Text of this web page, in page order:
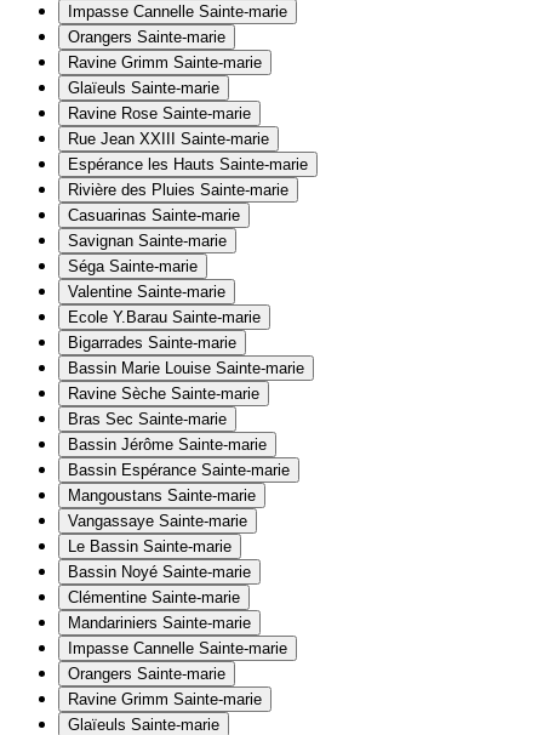
Impasse Cannelle Sainte-marie
Orangers Sainte-marie
Ravine Grimm Sainte-marie
Glaïeuls Sainte-marie
Ravine Rose Sainte-marie
Rue Jean XXIII
Sainte-marie
Espérance les Hauts Sainte-marie
Rivière des Pluies Sainte-marie
Casuarinas Sainte-marie
Savignan Sainte-marie
Séga Sainte-marie
Valentine Sainte-marie
Ecole Y.Barau Sainte-marie
Bigarrades Sainte-marie
Bassin Marie Louise Sainte-marie
Ravine Sèche Sainte-marie
Bras Sec Sainte-marie
Bassin Jérôme Sainte-marie
Bassin Espérance Sainte-marie
Mangoustans Sainte-marie
Vangassaye Sainte-marie
Le Bassin Sainte-marie
Bassin Noyé Sainte-marie
Clémentine Sainte-marie
Mandariniers Sainte-marie
Impasse Cannelle Sainte-marie
Orangers Sainte-marie
Ravine Grimm Sainte-marie
Glaïeuls Sainte-marie